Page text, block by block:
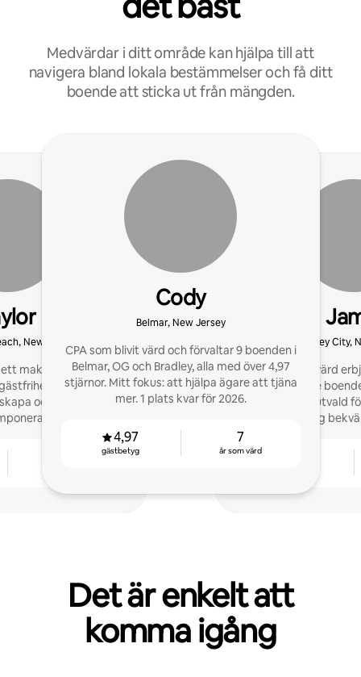
Medvärdar i ditt område kan hjälpa till att
navigera bland lokala bestämmelser och få ditt
boende att sticka ut från mängden.
New Jersey
ett make- och fru-team
och hantera unika
på gäster!
Cody
Belmar, New Jersey
CPA som blivit värd och förvaltar 9 boenden i
Belmar, OG och Bradley, alla med över 4,97
stjärnor. Mitt fokus: att hjälpa ägare att tjäna
mer. 1 plats kvar för 2026.
4,97
gästbetyg
7
år som värd
Jersey City,
Som Airbnb-värd
välkomnande
omsorgsfullt utvald
gäster känner sig
Det är enkelt att
komma igång